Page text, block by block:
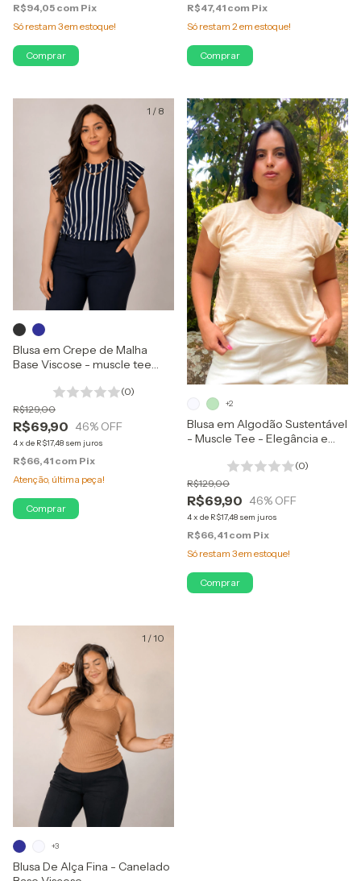
R$94,05 com Pix
Só restam 3em estoque!
Comprar
R$47,41 com Pix
Só restam 2 em estoque!
Comprar
1 / 8
Blusa em Crepe de Malha
Base Viscose - muscle tee
(0)
R$69,90
R$129,00
46% OFF
4x de R$17,48 sem juros
R$66,41 com Pix
Atenção, última peça!
Comprar
1/10
Blusa em Algodão Sustentável
- Muscle Tee - Elegância e
(0)
R$69,90
R$129,00
46% OFF
4x de R$17,48 sem juros
R$66,41 com Pix
Só restam 3em estoque!
+2
Comprar
1 /10
Blusa De Alça Fina - Canelado
+3